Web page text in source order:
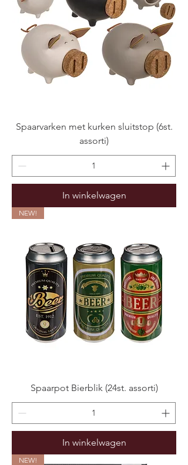
Spaarvarken met kurken sluitstop (6st.
assorti)
In winkelwagen
NEW!
Spaarpot Bierblik (24st. assorti)
In winkelwagen
NEW!